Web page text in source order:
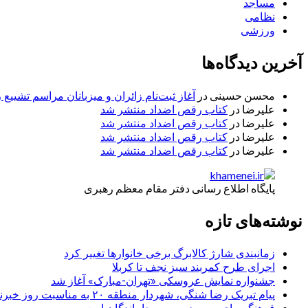
مساجد
نظامی
ورزشی
آخرین دیدگاه‌ها
محسن حسینی در آغاز ثبت‌نام زائران و میزبانان مراسم
علیرضا در کتاب رقص اضداد منتشر شد
علیرضا در کتاب رقص اضداد منتشر شد
علیرضا در کتاب رقص اضداد منتشر شد
علیرضا در کتاب رقص اضداد منتشر شد
پایگاه اطلاع رسانی دفتر مقام معظم رهبری
نوشته‌های تازه
زمانبندی شارژ کالابرگ برخی خانوارها تغییر کرد
اجرای طرح کمربند سبز نجف تا کربلا
جشنواره نمایش عروسکی «تهران-مبارک» آغاز شد
پیام تبریک رضا شنگی، شهردار منطقه ۲۰ به مناسبت روز خبرنگار